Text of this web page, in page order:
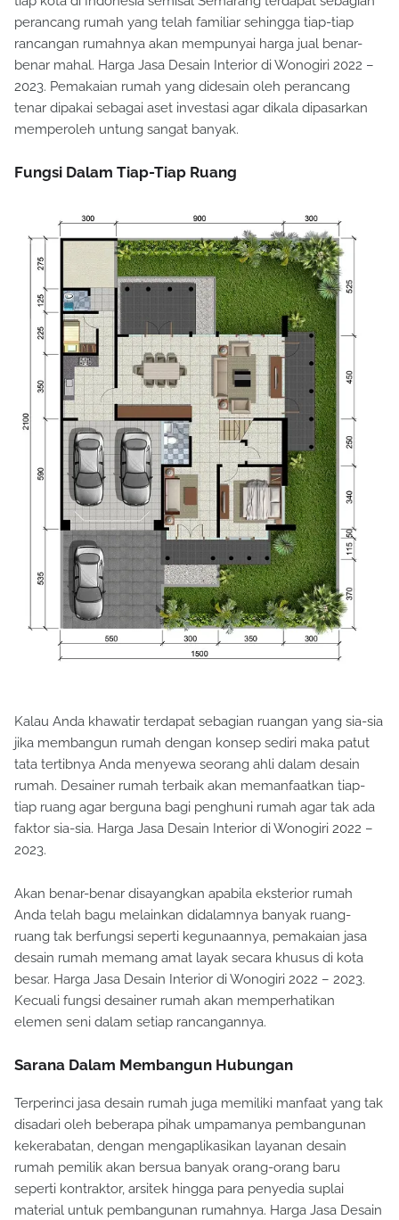
perancang rumah yang telah familiar sehingga tiap-tiap
rancangan rumahnya akan mempunyai harga jual benar-
benar mahal. Harga Jasa Desain Interior di Wonogiri 2022 –
2023. Pemakaian rumah yang didesain oleh perancang
tenar dipakai sebagai aset investasi agar dikala dipasarkan
memperoleh untung sangat banyak.
Fungsi Dalam Tiap-Tiap Ruang
Kalau Anda khawatir terdapat sebagian ruangan yang sia-sia
jika membangun rumah dengan konsep sediri maka patut
tata tertibnya Anda menyewa seorang ahli dalam desain
rumah. Desainer rumah terbaik akan memanfaatkan tiap-
tiap ruang agar berguna bagi penghuni rumah agar tak ada
faktor sia-sia. Harga Jasa Desain Interior di Wonogiri 2022 –
2023.
Akan benar-benar disayangkan apabila eksterior rumah
Anda telah bagu melainkan didalamnya banyak ruang-
ruang tak berfungsi seperti kegunaannya, pemakaian jasa
desain rumah memang amat layak secara khusus di kota
besar. Harga Jasa Desain Interior di Wonogiri 2022 – 2023.
Kecuali fungsi desainer rumah akan memperhatikan
elemen seni dalam setiap rancangannya.
Sarana Dalam Membangun Hubungan
Terperinci jasa desain rumah juga memiliki manfaat yang tak
disadari oleh beberapa pihak umpamanya pembangunan
kekerabatan, dengan mengaplikasikan layanan desain
rumah pemilik akan bersua banyak orang-orang baru
seperti kontraktor, arsitek hingga para penyedia suplai
material untuk pembangunan rumahnya. Harga Jasa Desain